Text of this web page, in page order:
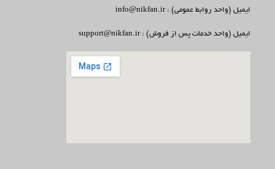
ایمیل (واحد روابط عمومی) : info@nikfan.ir
ایمیل (واحد خدمات پس از فروش) : support@nikfan.ir